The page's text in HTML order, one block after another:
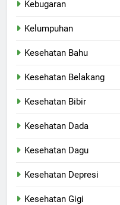
Kebugaran
Kelumpuhan
Kesehatan Bahu
Kesehatan Belakang
Kesehatan Bibir
Kesehatan Dada
Kesehatan Dagu
Kesehatan Depresi
Kesehatan Gigi